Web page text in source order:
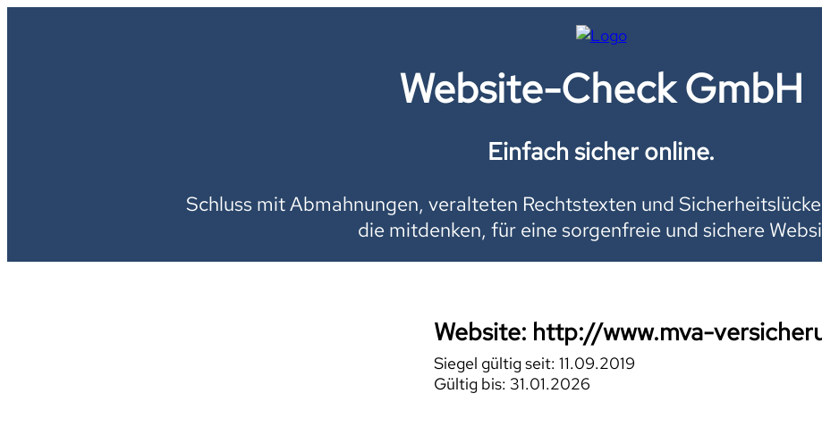
Website-Check GmbH
Einfach sicher online.
Schluss mit Abmahnungen, veralteten Rechtstexten und
die mitdenken, für eine sorgenfreie und sichere
Website: http://www.mva-
Siegel gültig seit: 11.09.2019
Gültig bis: 31.01.2026